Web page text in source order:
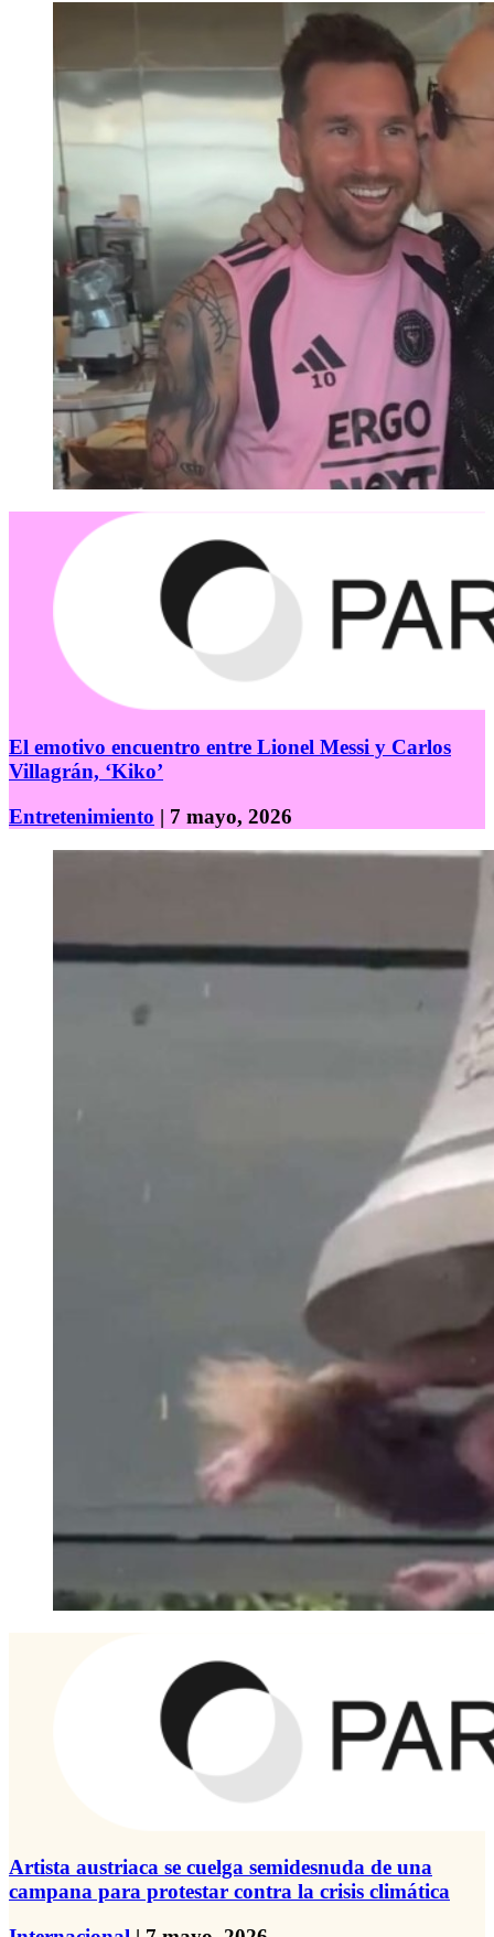
El emotivo encuentro entre Lionel Messi y Carlos
Villagrán, ‘Kiko’
Entretenimiento | 7 mayo, 2026
Artista austriaca se cuelga semidesnuda de una
campana para protestar contra la crisis climática